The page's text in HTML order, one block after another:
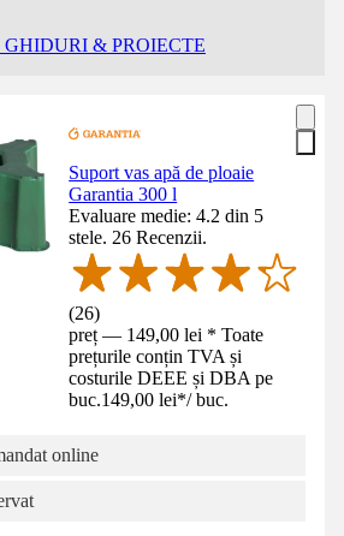
& PROIECTE
Suport vas apă de ploaie
Garantia 300 l
Evaluare medie: 4.2 din 5
stele. 26 Recenzii.
(26)
preț — 149,00 lei * Toate
prețurile conțin TVA și
costurile DEEE și DBA pe
buc.149,00 lei*/ buc.
online